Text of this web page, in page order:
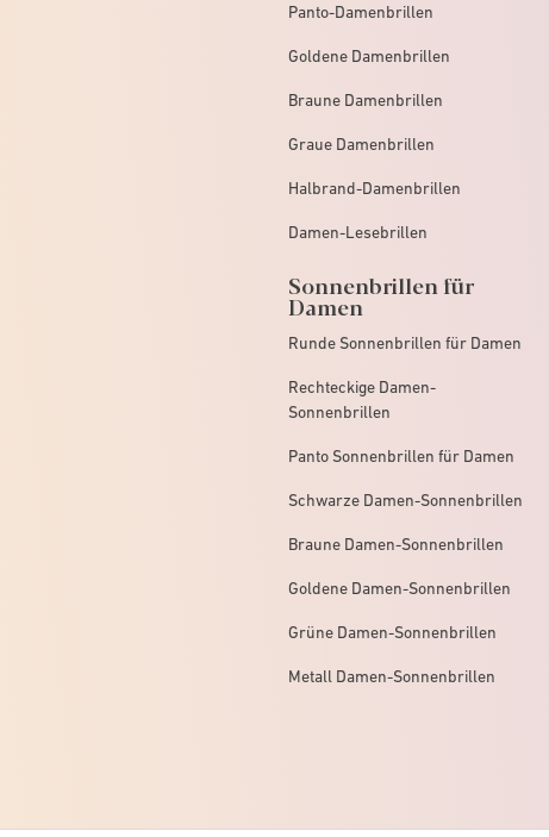
Panto-Damenbrillen
Goldene Damenbrillen
Braune Damenbrillen
Graue Damenbrillen
Halbrand-Damenbrillen
Damen-Lesebrillen
Sonnenbrillen für
Damen
Runde Sonnenbrillen für Damen
Rechteckige Damen-
Sonnenbrillen
Panto Sonnenbrillen für Damen
Schwarze Damen-Sonnenbrillen
Braune Damen-Sonnenbrillen
Goldene Damen-Sonnenbrillen
Grüne Damen-Sonnenbrillen
Metall Damen-Sonnenbrillen